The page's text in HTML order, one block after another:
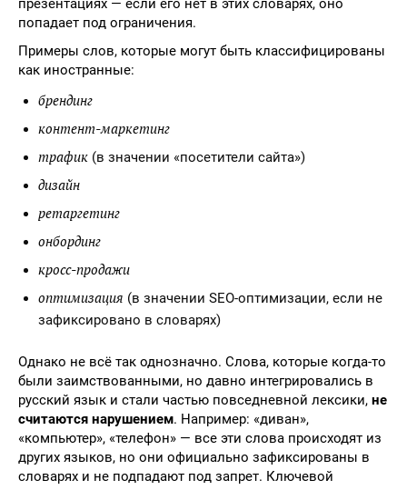
презентациях — если его нет в этих словарях, оно
попадает под ограничения.
Примеры слов, которые могут быть классифицированы
как иностранные:
брендинг
контент-маркетинг
трафик (в значении «посетители сайта»)
дизайн
ретаргетинг
онбординг
кросс-продажи
оптимизация (в значении SEO-оптимизации, если не
зафиксировано в словарях)
Однако не всё так однозначно. Слова, которые когда-то
были заимствованными, но давно интегрировались в
русский язык и стали частью повседневной лексики, не
считаются нарушением. Например: «диван»,
«компьютер», «телефон» — все эти слова происходят из
других языков, но они официально зафиксированы в
словарях и не подпадают под запрет. Ключевой